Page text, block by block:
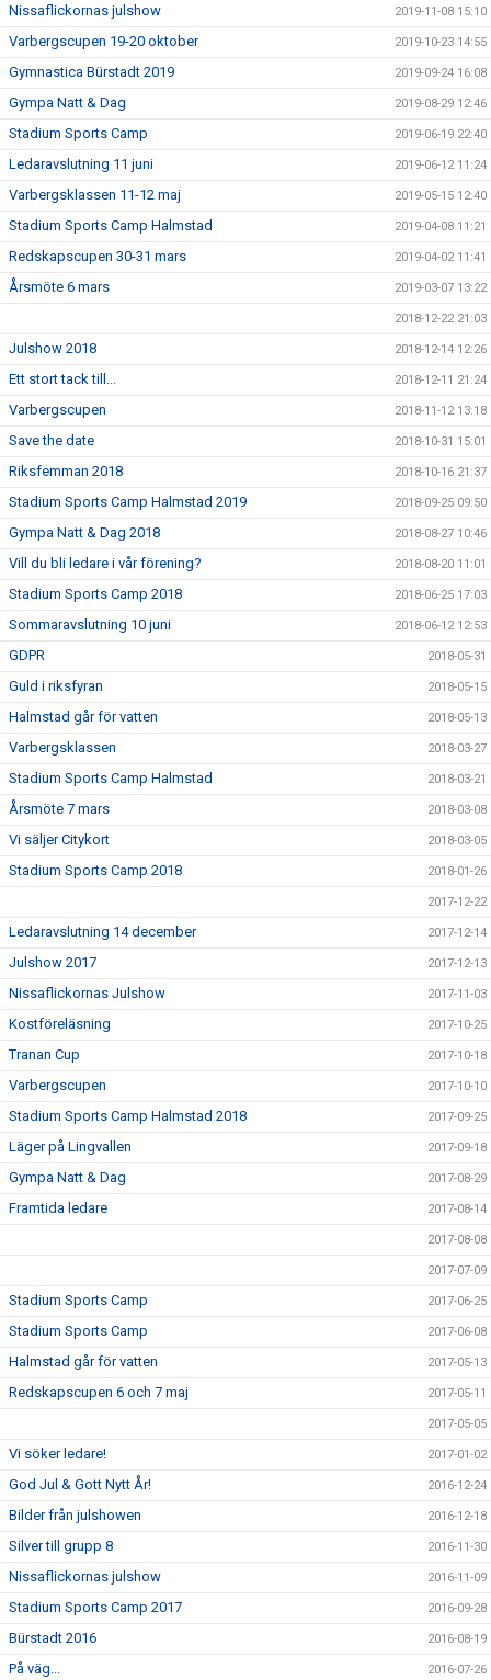
Nissaflickornas julshow 2019-11-08 15:10
Varbergscupen 19-20 oktober 2019-10-23 14:55
Gymnastica Bürstadt 2019 2019-09-24 16:08
Gympa Natt & Dag 2019-08-29 12:46
Stadium Sports Camp 2019-06-19 22:40
Ledaravslutning 11 juni 2019-06-12 11:24
Varbergsklassen 11-12 maj 2019-05-15 12:40
Stadium Sports Camp Halmstad 2019-04-08 11:21
Redskapscupen 30-31 mars 2019-04-02 11:41
Årsmöte 6 mars 2019-03-07 13:22
2018-12-22 21:03
Julshow 2018 2018-12-14 12:26
Ett stort tack till... 2018-12-11 21:24
Varbergscupen 2018-11-12 13:18
Save the date 2018-10-31 15:01
Riksfemman 2018 2018-10-16 21:37
Stadium Sports Camp Halmstad 2019 2018-09-25 09:50
Gympa Natt & Dag 2018 2018-08-27 10:46
Vill du bli ledare i vår förening? 2018-08-20 11:01
Stadium Sports Camp 2018 2018-06-25 17:03
Sommaravslutning 10 juni 2018-06-12 12:53
GDPR 2018-05-31
Guld i riksfyran 2018-05-15
Halmstad går för vatten 2018-05-13
Varbergsklassen 2018-03-27
Stadium Sports Camp Halmstad 2018-03-21
Årsmöte 7 mars 2018-03-08
Vi säljer Citykort 2018-03-05
Stadium Sports Camp 2018 2018-01-26
2017-12-22
Ledaravslutning 14 december 2017-12-14
Julshow 2017 2017-12-13
Nissaflickornas Julshow 2017-11-03
Kostföreläsning 2017-10-25
Tranan Cup 2017-10-18
Varbergscupen 2017-10-10
Stadium Sports Camp Halmstad 2018 2017-09-25
Läger på Lingvallen 2017-09-18
Gympa Natt & Dag 2017-08-29
Framtida ledare 2017-08-14
2017-08-08
2017-07-09
Stadium Sports Camp 2017-06-25
Stadium Sports Camp 2017-06-08
Halmstad går för vatten 2017-05-13
Redskapscupen 6 och 7 maj 2017-05-11
2017-05-05
Vi söker ledare! 2017-01-02
God Jul & Gott Nytt År! 2016-12-24
Bilder från julshowen 2016-12-18
Silver till grupp 8 2016-11-30
Nissaflickornas julshow 2016-11-09
Stadium Sports Camp 2017 2016-09-28
Bürstadt 2016 2016-08-19
På väg... 2016-07-26